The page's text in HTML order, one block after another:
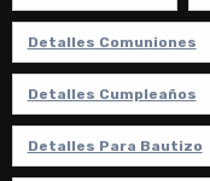
Detalles Comuniones
Detalles Cumpleaños
Detalles Para Bautizo